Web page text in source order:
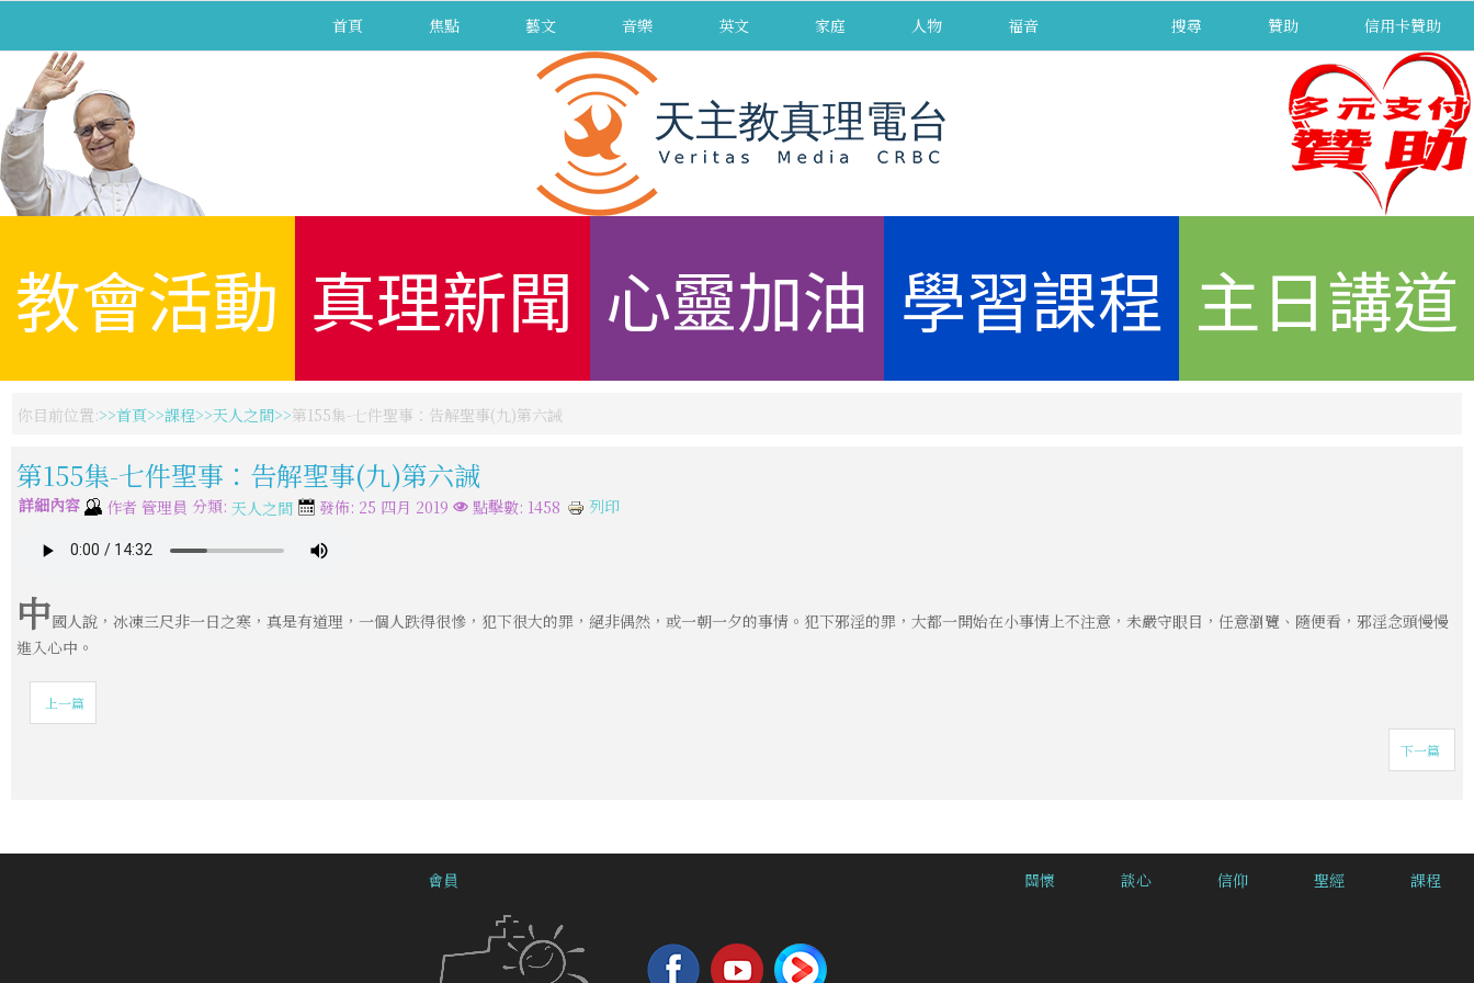
首頁 焦點 藝文 音樂 英文 家庭 人物 福音 搜尋 贊助 信用卡贊助
教會活動 真理新聞 心靈加油 學習課程 主日講道
你目前位置: 首頁 課程 天人之間 第155集-七件聖事：告解聖事(九)第六誡
第155集-七件聖事：告解聖事(九)第六誡
詳細內容 作者 管理員 分類: 天人之間 發佈: 25 四月 2019 點擊數: 1458 列印
中國人說，冰凍三尺非一日之寒，真是有道理，一個人跌得很慘，犯下很大的罪，絕非偶然，或一朝一夕的事情。犯下邪淫的罪，大都一開始在小事情上不注意，未嚴守眼目，任意瀏覽、隨便看，邪淫念頭慢慢
進入心中。
上一篇
下一篇
會員 關懷 談心 信仰 聖經 課程